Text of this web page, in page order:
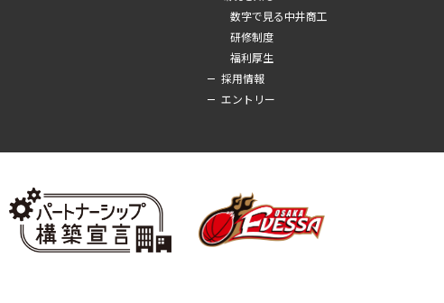
数字で見る中井商工
研修制度
福利厚生
採用情報
エントリー